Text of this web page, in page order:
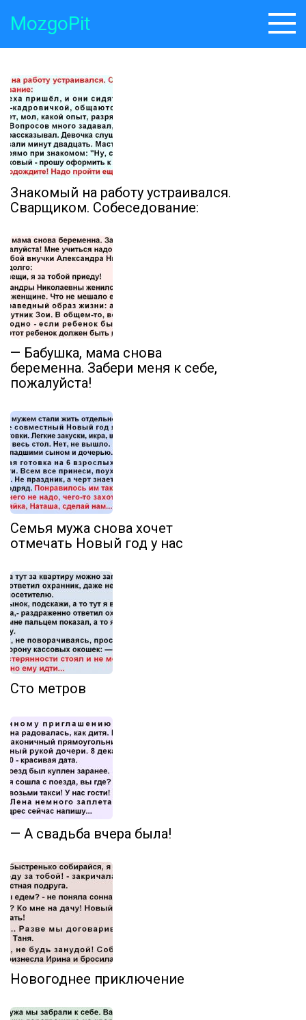
MozgoPit
Знакомый на работу устраивался.
Сварщиком. Собеседование:
— Бабушка, мама снова
беременна. Забери меня к себе,
пожалуйста!
Семья мужа снова хочет
отмечать Новый год у нас
Сто метров
— А свадьба вчера была!
Новогоднее приключение